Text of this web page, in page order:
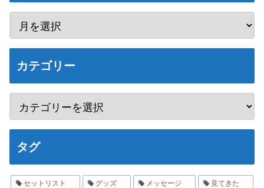
カテゴリー
タグ
セットリスト グッズ メッセージ 見てきた